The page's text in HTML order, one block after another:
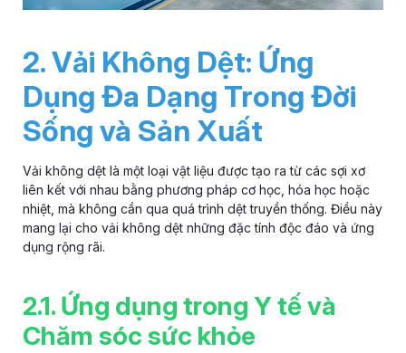
2. Vải Không Dệt: Ứng
Dụng Đa Dạng Trong Đời
Sống và Sản Xuất
Vải không dệt là một loại vật liệu được tạo ra từ các sợi xơ
liên kết với nhau bằng phương pháp cơ học, hóa học hoặc
nhiệt, mà không cần qua quá trình dệt truyền thống. Điều này
mang lại cho vải không dệt những đặc tính độc đáo và ứng
dụng rộng rãi.
2.1. Ứng dụng trong Y tế và
Chăm sóc sức khỏe